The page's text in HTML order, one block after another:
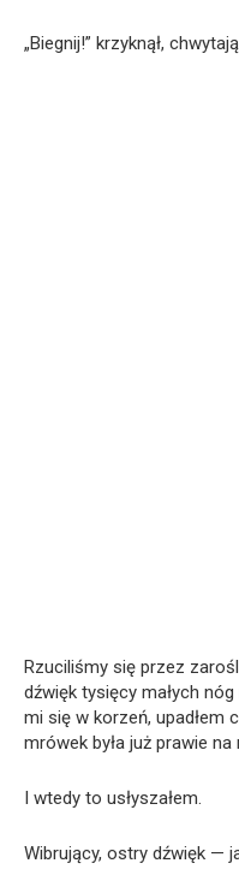
„Biegnij!” krzyknął,
Rzuciliśmy się przez
dźwięk tysięcy małych
mi się w korzeń, upadłem
mrówek była już prawie na
I wtedy to usłyszałem.
Wibrujący, ostry dźwięk —